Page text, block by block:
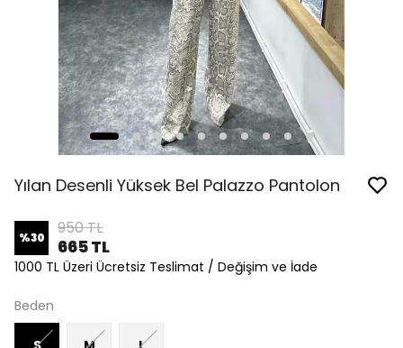
Yılan Desenli Yüksek Bel Palazzo Pantolon
%30 950 TL
665 TL
1000 TL Üzeri Ücretsiz Teslimat / Değişim ve İade
Beden